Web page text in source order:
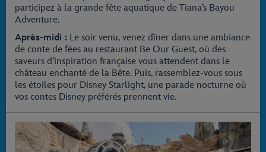
participez à la grande fête aquatique de Tiana’s Bayou
Adventure.
Après-midi : Le soir venu, venez dîner dans une ambiance
de conte de fées au restaurant Be Our Guest, où des
saveurs d’inspiration française vous attendent dans le
château enchanté de la Bête. Puis, rassemblez-vous sous
les étoiles pour Disney Starlight, une parade nocturne où
vos contes Disney préférés prennent vie.